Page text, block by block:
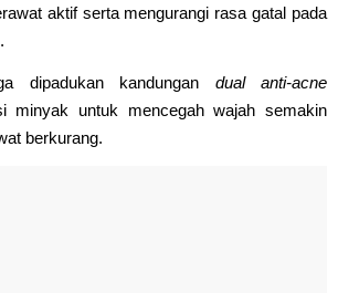
aktif serta mengurangi rasa gatal pada
dipadukan kandungan dual anti-acne
minyak untuk mencegah wajah semakin
berkurang.